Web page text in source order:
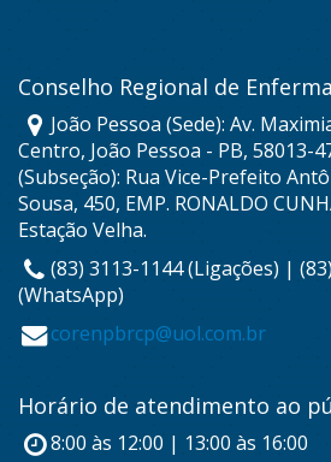
Conselho Regional de
João Pessoa (Sede): Av.
Centro, João Pessoa - PB, 58013-
(Subseção): Rua Vice-Prefeito
Sousa, 450, EMP. RONALDO
Estação Velha.
(83) 3113-1144 (Ligações) |
(WhatsApp)
corenpbrcp@uol.com.br
Horário de atendimento ao
8:00 às 12:00 | 13:00 às 16:00